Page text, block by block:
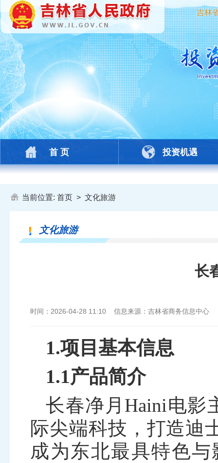
吉林
首 页 投资机遇
当前位置: 首页 > 文化旅游
文化旅游
长
时间：2026-04-28 11:10 信息来源：吉林省商务信息中心
1.项目基本信息
1.1产品简介
长春净月 Haini电影
际尖端科技，打造迪
成为东北最具特色